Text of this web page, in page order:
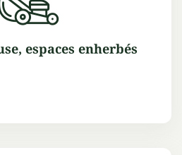
espaces enherbés